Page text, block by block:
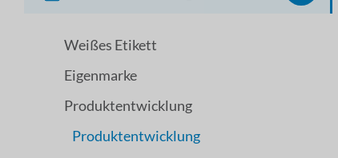
Weißes Etikett
Eigenmarke
Produktentwicklung
Produktentwicklung